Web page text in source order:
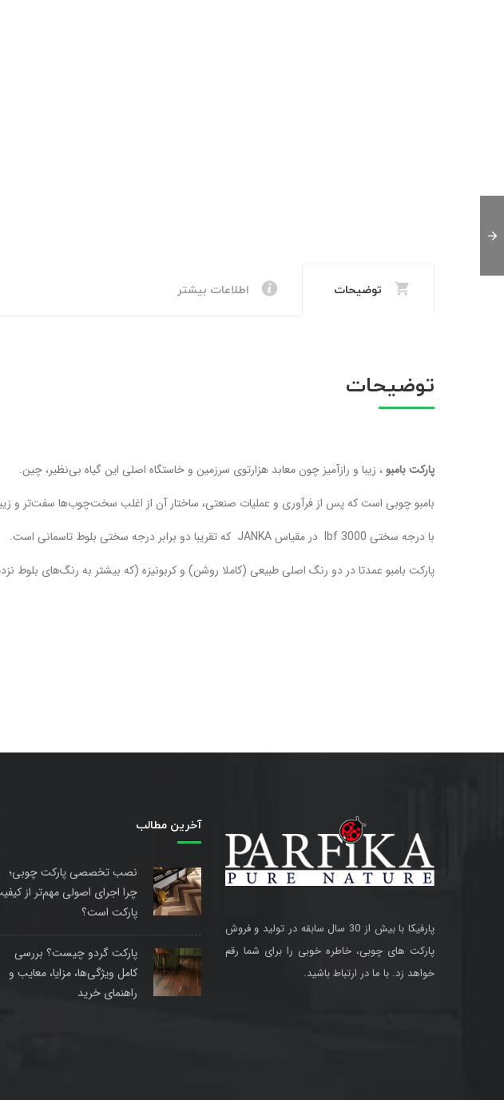
توضیحات اطلاعات بیشتر
توضیحات
پارکت بامبو، زیبا و رازآمیز چون معابد هزارتوی سرزمین و خاستگاه اصلی این گیاه بی‌نظیر، چین.
بامبو چوبی است که پس از فرآوری و عملیات صنعتی، ساختار آن از اغلب سخت‌چوب‌ها سفت‌تر و
با درجه سختی lbf 3000 در مقیاس JANKA که تقریبا دو برابر درجه سختی بلوط تاسمانی است.
پارکت بامبو عمدتا در دو رنگ اصلی طبیعی (کاملا روشن) و کربونیزه (که بیشتر به رنگ‌های بلوط
پارفیکا با بیش از 30 سال سابقه در تولید و فروش
پارکت های چوبی، خاطره خوبی را برای شما رقم
خواهد زد. با ما در ارتباط باشید.
آخرین مطالب
نصب تخصصی پارکت چوبی؛
چرا اجرای اصولی مهم‌تر از
پارکت است؟
پارکت گردو چیست؟ بررسی
کامل ویژگی‌ها، مزایا، معایب و
راهنمای خرید